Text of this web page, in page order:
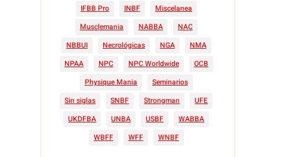
IFBB Pro
INBF
Miscelanea
Musclemania
NABBA
NAC
NBBUI
Necrológicas NGA
NMA
NPAA
NPC NPC Worldwide
OCB
Physique Mania
Seminarios
Sin siglas
SNBF Strongman
UFE
UKDFBA
UNBA USBF
WABBA
WBFF
WFF WNBF